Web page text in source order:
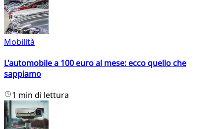
Mobilità
L'automobile a 100 euro al mese: ecco quello che
sappiamo
1 min di lettura